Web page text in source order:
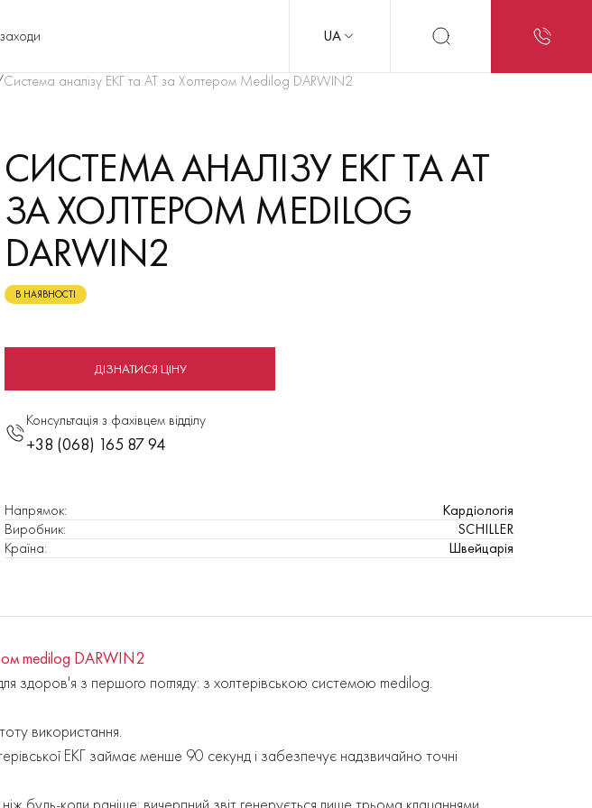
UA
Система аналізу ЕКГ та AT за Холтером Medilog DARWIN2
СИСТЕМА АНАЛІЗУ ЕКГ ТА AT
ЗА ХОЛТЕРОМ MEDILOG
DARWIN2
В НАЯВНОСТІ
ДІЗНАТИСЯ ЦІНУ
Консультація з фахівцем відділу
+38 (068) 165 87 94
Напрямок:
Кардіологія
Виробник:
SCHILLER
Країна: Швейцарія
medilog DARWIN2
здоров'я з першого погляду: з холтерівською системою medilog.
використання.
ЕКГ займає менше 90 секунд і забезпечує надзвичайно точні